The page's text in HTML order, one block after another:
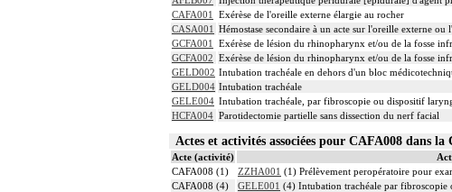
CAFA001 Exérèse de l'oreille externe élargie au rocher
CASA001 Hémostase secondaire à un acte sur l'oreille externe ou
GCFA001 Exérèse de lésion du rhinopharynx et/ou de la fosse
GCFA002 Exérèse de lésion du rhinopharynx et/ou de la fosse
GELD002 Intubation trachéale en dehors d'un bloc
GELD004 Intubation trachéale
GELE004 Intubation trachéale, par fibroscopie ou dispositif
HCFA004 Parotidectomie partielle sans dissection du nerf facial
Actes et activités associées pour CAFA008 dans la
Acte (activité)
CAFA008 (1)
ZZHA001 (1) Prélèvement peropératoire pour
CAFA008 (4)
GELE001 (4) Intubation trachéale par fibroscopie